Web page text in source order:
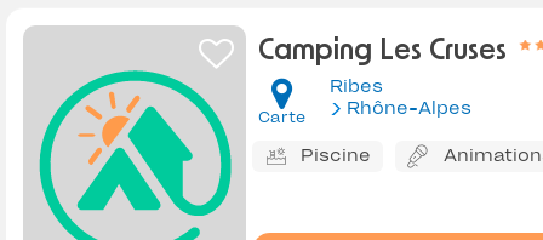
Camping Les Cruses
Carte
Ribes
Rhône-Alpes
Piscine